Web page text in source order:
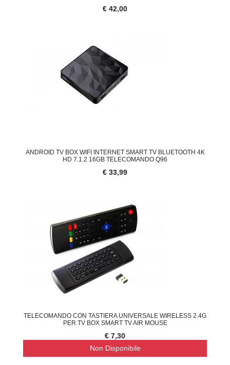
€ 42,00
ANDROID TV BOX WIFI INTERNET SMART TV BLUETOOTH 4K
HD 7.1.2 16GB TELECOMANDO Q96
€ 33,99
TELECOMANDO CON TASTIERA UNIVERSALE WIRELESS 2.4G
PER TV BOX SMART TV AIR MOUSE
€ 7,30
Non Disponibile